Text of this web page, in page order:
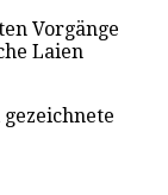
Vorgänge
Laien